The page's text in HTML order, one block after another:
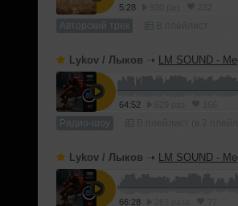
5:28
Авторский трек
Lykov / Лыков ➝ LM SOUND -
64:52
Радио-шоу
Lykov / Лыков ➝ LM SOUND -
66:28